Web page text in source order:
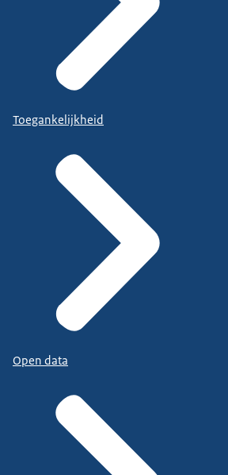
Toegankelijkheid
Open data